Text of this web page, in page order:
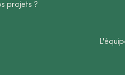
projets ?